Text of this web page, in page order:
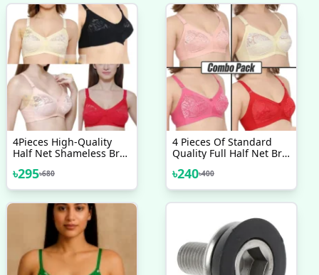
4Pieces High-Quality
Half Net Shameless Bra
And High Quality
৳295৳680
4 Pieces Of Standard
Quality Full Half Net Bra
৳240৳400